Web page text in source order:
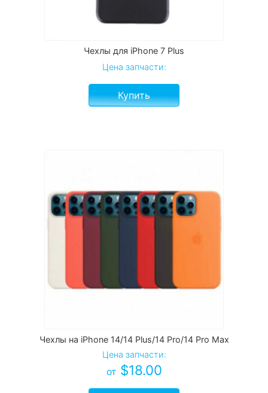
Чехлы для iPhone 7 Plus
Цена запчасти:
Купить
Чехлы на iPhone 14/14 Plus/14 Pro/14 Pro Max
Цена запчасти:
от $18.00